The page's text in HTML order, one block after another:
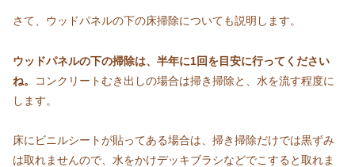
さて、ウッドパネルの下の床掃除についても説明します。
ウッドパネルの下の掃除は、半年に1回を目安に行ってください
ね。
コンクリートむき出しの場合は掃き掃除と、水を流す程度に
します。
床にビニルシートが貼ってある場合は、掃き掃除だけでは黒ずみ
は取れませんので、水をかけデッキブラシなどでこすると取れま